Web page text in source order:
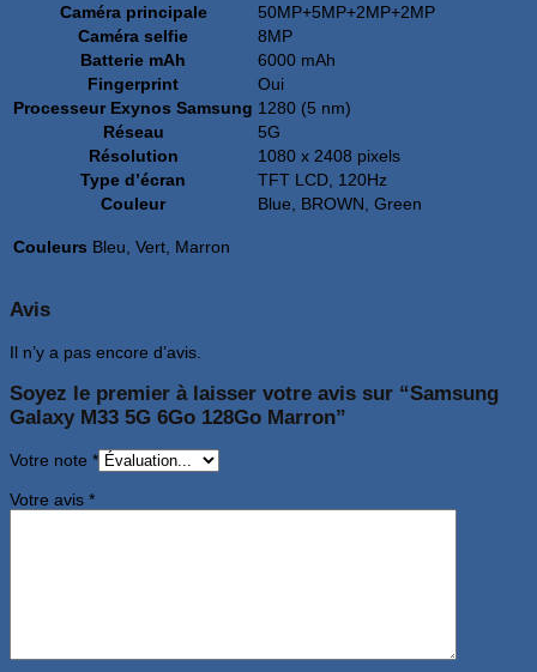
Caméra principale
50MP+5MP+2MP+2MP
Caméra selfie
8MP
Batterie mAh
6000 mAh
Fingerprint
Oui
Processeur Exynos Samsung 1280 (5 nm)
Réseau
5G
Résolution
1080 x 2408 pixels
Type d’écran
TFT LCD, 120Hz
Couleur
Blue, BROWN, Green
Couleurs Bleu, Vert, Marron
Avis
Il n’y a pas encore d’avis.
Soyez le premier à laisser votre avis sur “Samsung
Galaxy M33 5G 6Go 128Go Marron”
Votre note *
Votre avis *